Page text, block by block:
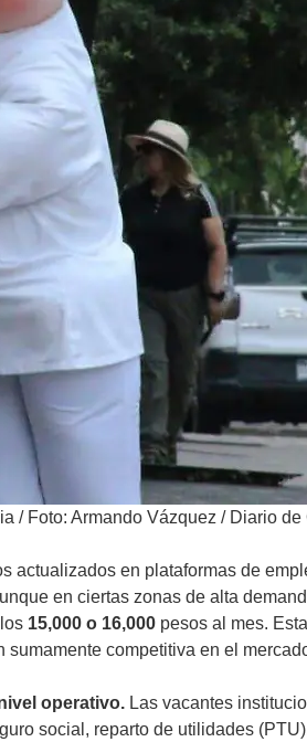
/ Foto: Armando Vázquez / Diario de
actualizados en plataformas de
en ciertas zonas de alta
15,000 o 16,000 pesos al mes.
sumamente competitiva en el
operativo. Las vacantes
social, reparto de utilidades